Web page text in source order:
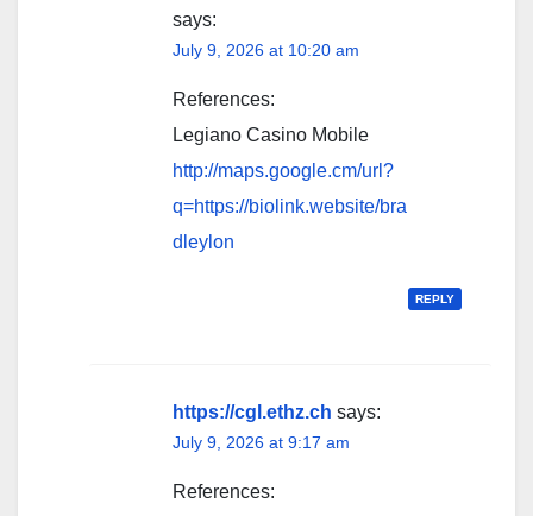
says:
July 9, 2026 at 10:20 am
References:
Legiano Casino Mobile
http://maps.google.cm/url?
q=https://biolink.website/bra
dleylon
REPLY
https://cgl.ethz.ch says:
July 9, 2026 at 9:17 am
References: